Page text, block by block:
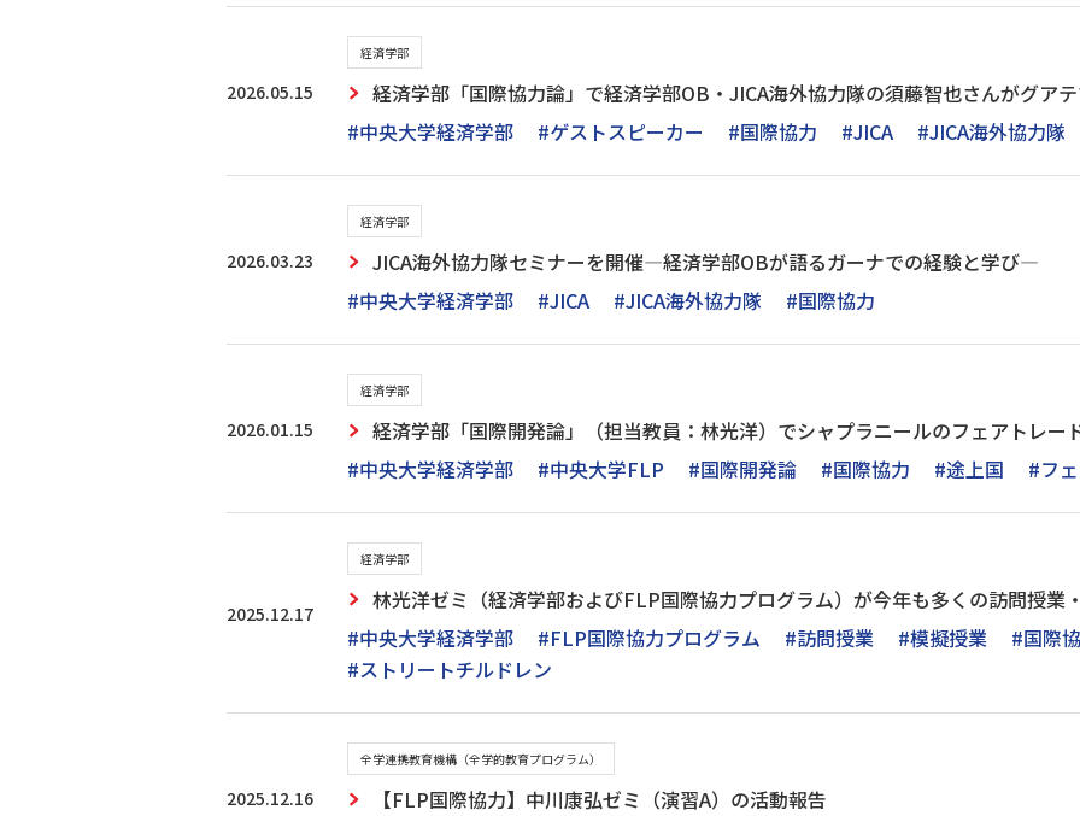
2026.05.15
経済学部
経済学部「国際協力論」で経済学部OB・JICA海外協力隊の須藤智也さんがグア
#中央大学経済学部
#ゲストスピーカー #国際協力 #JICA #JICA海外協力隊
2026.03.23
経済学部
JICA海外協力隊セミナーを開催―経済学部OBが語るガーナでの経験と学び―
#中央大学経済学部
#JICA #JICA海外協力隊 #国際協力
2026.01.15
経済学部
経済学部「国際開発論」（担当教員：林光洋）でシャプラニールのフェアトレー
#中央大学経済学部
#中央大学FLP #国際開発論 #国際協力 #途上国 #フ
2025.12.17
経済学部
林光洋ゼミ（経済学部およびFLP国際協力プログラム）が今年も多くの訪問授業
#中央大学経済学部
#FLP国際協力プログラム #訪問授業 #模擬授業 #国際
#ストリートチルドレン
2025.12.16
全学連携教育機構（全学的教育プログラム）
【FLP国際協力】中川康弘ゼミ（演習A）の活動報告